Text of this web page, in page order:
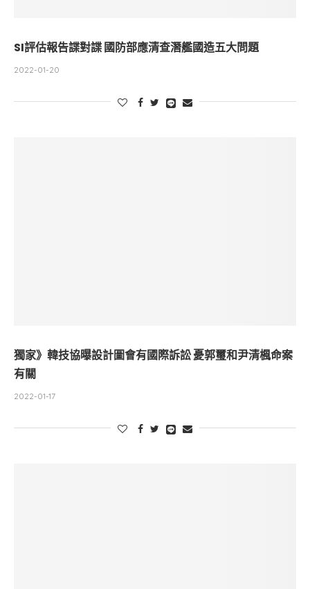
SI評估報告諜對諜 國防部應清查潛艦國造五大問題
2022-01-20
獨家》韓技協曝設計圖會有國際訴訟 憂郭璽和尹清楓命案
有關
2022-01-17